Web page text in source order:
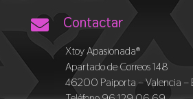
 Contactar
Xtoy Apasionada®
Apartado de Correos 148
46200 Paiporta – Valencia –